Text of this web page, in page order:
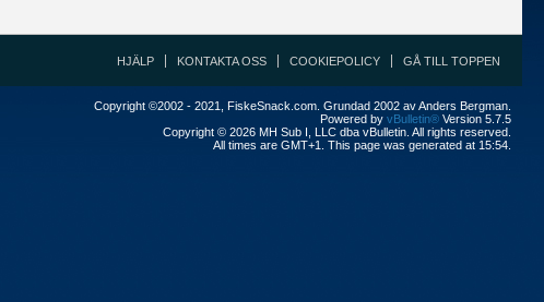
HJÄLP KONTAKTA OSS COOKIEPOLICY GÅ TILL TOPPEN
Copyright ©2002 - 2021, FiskeSnack.com. Grundad 2002 av Anders Bergman.
Powered by vBulletin® Version 5.7.5
Copyright © 2026 MH Sub I, LLC dba vBulletin. All rights reserved.
All times are GMT+1. This page was generated at 15:54.